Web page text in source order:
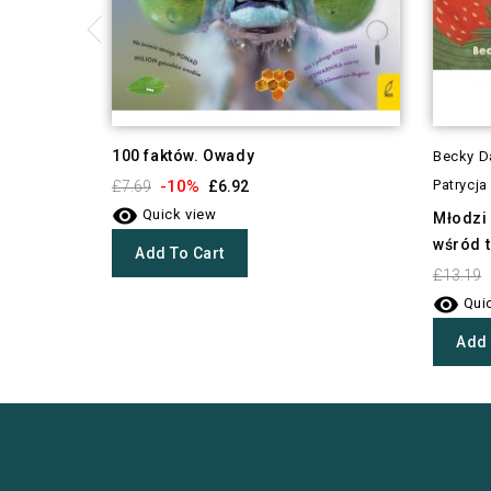
100 faktów. Owady
£7.69 -10% £6.92
 Quick view
Add To Cart
Becky
wśród
£13.19

Add